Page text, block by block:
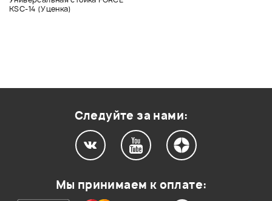
KSC-14 (Уценка)
Следуйте за нами:
Мы принимаем к оплате: